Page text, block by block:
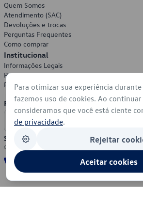
Quem Somos
Atendimento (SAC)
Devoluções e trocas
Perguntas Frequentes
Como comprar
Institucional
Informações Legais
Política de Privacidade
Política de Cookies
Formas de Pagamento
Segurança
Para otimizar sua experiência durante
fazemos uso de cookies. Ao
consideramos que você está ciente
de privacidade.
Rejeitar
Aceitar cookies